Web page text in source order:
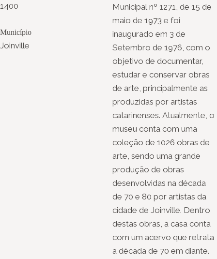
1400
Município
Joinville
Municipal nº 1271, de 15 de
maio de 1973 e foi
inaugurado em 3 de
Setembro de 1976, com o
objetivo de documentar,
estudar e conservar obras
de arte, principalmente as
produzidas por artistas
catarinenses. Atualmente, o
museu conta com uma
coleção de 1026 obras de
arte, sendo uma grande
produção de obras
desenvolvidas na década
de 70 e 80 por artistas da
cidade de Joinville. Dentro
destas obras, a casa conta
com um acervo que retrata
a década de 70 em diante.